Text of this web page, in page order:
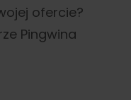
ofercie?
Pingwina